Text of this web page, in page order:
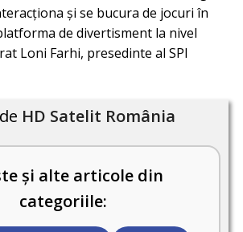
și se bucura de jocuri în
de divertisment la nivel
Loni Farhi, presedinte al SPI
HD Satelit România
și alte articole din
categoriile: